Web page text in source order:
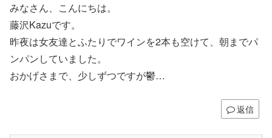
みなさん、こんにちは。
藤沢Kazuです。
昨夜は女友達とふたりでワインを2本も空けて、朝までパ
ンパンしていました。
おかげさまで、少しずつですが鬱…
返信